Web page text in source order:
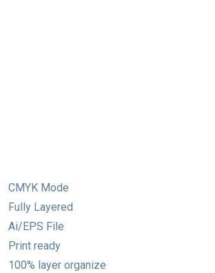
CMYK Mode
Fully Layered
Ai/EPS File
Print ready
100% layer organize